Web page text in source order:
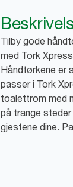
Tilby gode
med Tork
Håndtørkene er
passer i Tork
toalettrom med
på trange
gjestene dine.